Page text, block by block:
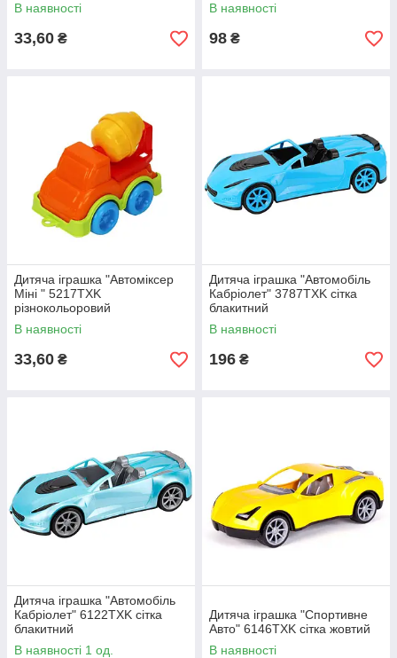
В наявності
33,60 ₴
В наявності
98 ₴
Дитяча іграшка "Автоміксер
Міні " 5217TXK
різнокольоровий
В наявності
33,60 ₴
Дитяча іграшка "Автомобіль
Кабріолет" 3787TXK сітка
блакитний
В наявності
196 ₴
Дитяча іграшка "Автомобіль
Кабріолет" 6122TXK сітка
блакитний
В наявності 1 од.
Дитяча іграшка "Спортивне
Авто" 6146TXK сітка жовтий
В наявності